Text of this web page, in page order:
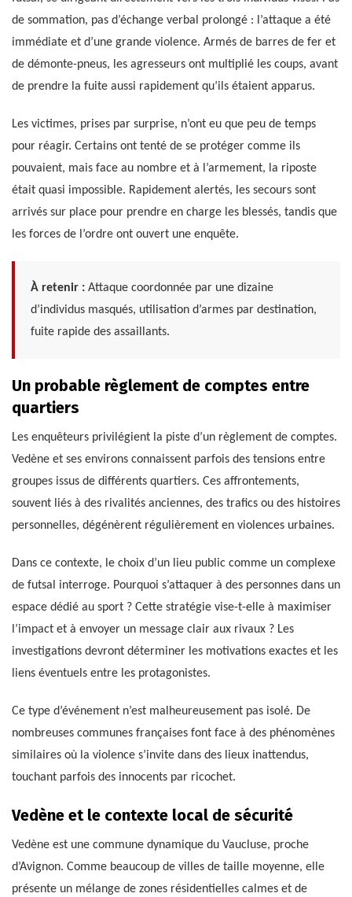
de sommation, pas d’échange verbal prolongé : l’attaque a été
immédiate et d’une grande violence. Armés de barres de fer et
de démonte-pneus, les agresseurs ont multiplié les coups, avant
de prendre la fuite aussi rapidement qu’ils étaient apparus.
Les victimes, prises par surprise, n’ont eu que peu de temps
pour réagir. Certains ont tenté de se protéger comme ils
pouvaient, mais face au nombre et à l’armement, la riposte
était quasi impossible. Rapidement alertés, les secours sont
arrivés sur place pour prendre en charge les blessés, tandis que
les forces de l’ordre ont ouvert une enquête.
À retenir : Attaque coordonnée par une dizaine
d’individus masqués, utilisation d’armes par destination,
fuite rapide des assaillants.
Un probable règlement de comptes entre
quartiers
Les enquêteurs privilégient la piste d’un règlement de comptes.
Vedène et ses environs connaissent parfois des tensions entre
groupes issus de différents quartiers. Ces affrontements,
souvent liés à des rivalités anciennes, des trafics ou des histoires
personnelles, dégénèrent régulièrement en violences urbaines.
Dans ce contexte, le choix d’un lieu public comme un complexe
de futsal interroge. Pourquoi s’attaquer à des personnes dans un
espace dédié au sport ? Cette stratégie vise-t-elle à maximiser
l’impact et à envoyer un message clair aux rivaux ? Les
investigations devront déterminer les motivations exactes et les
liens éventuels entre les protagonistes.
Ce type d’événement n’est malheureusement pas isolé. De
nombreuses communes françaises font face à des phénomènes
similaires où la violence s’invite dans des lieux inattendus,
touchant parfois des innocents par ricochet.
Vedène et le contexte local de sécurité
Vedène est une commune dynamique du Vaucluse, proche
d’Avignon. Comme beaucoup de villes de taille moyenne, elle
présente un mélange de zones résidentielles calmes et de